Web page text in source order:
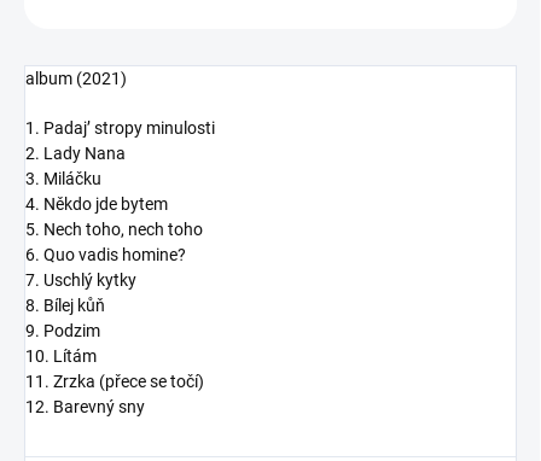
album (2021)
1. Padaj’ stropy minulosti
2. Lady Nana
3. Miláčku
4. Někdo jde bytem
5. Nech toho, nech toho
6. Quo vadis homine?
7. Uschlý kytky
8. Bílej kůň
9. Podzim
10. Lítám
11. Zrzka (přece se točí)
12. Barevný sny